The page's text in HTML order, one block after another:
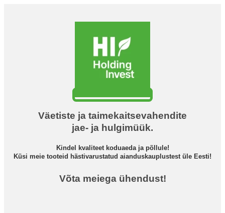
Väetiste ja taimekaitsevahendite
jae- ja hulgimüük.
Kindel kvaliteet koduaeda ja põllule!
Küsi meie tooteid hästivarustatud aianduskauplustest üle Eesti!
Võta meiega ühendust!